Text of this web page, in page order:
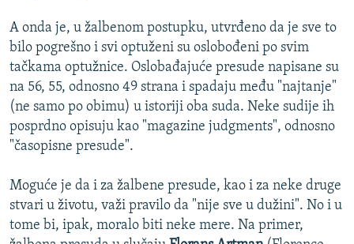
A onda je, u žalbenom postupku, utvrđeno da je sve to
bilo pogrešno i svi optuženi su oslobođeni po svim
tačkama optužnice. Oslobađajuće presude napisane su
na 56, 55, odnosno 49 strana i spadaju među "najtanje"
(ne samo po obimu) u istoriji oba suda. Neke sudije ih
posprdno opisuju kao "magazine judgments", odnosno
"časopisne presude".
Moguće je da i za žalbene presude, kao i za neke druge
stvari u životu, važi pravilo da "nije sve u dužini". No i u
tome bi, ipak, moralo biti neke mere. Na primer,